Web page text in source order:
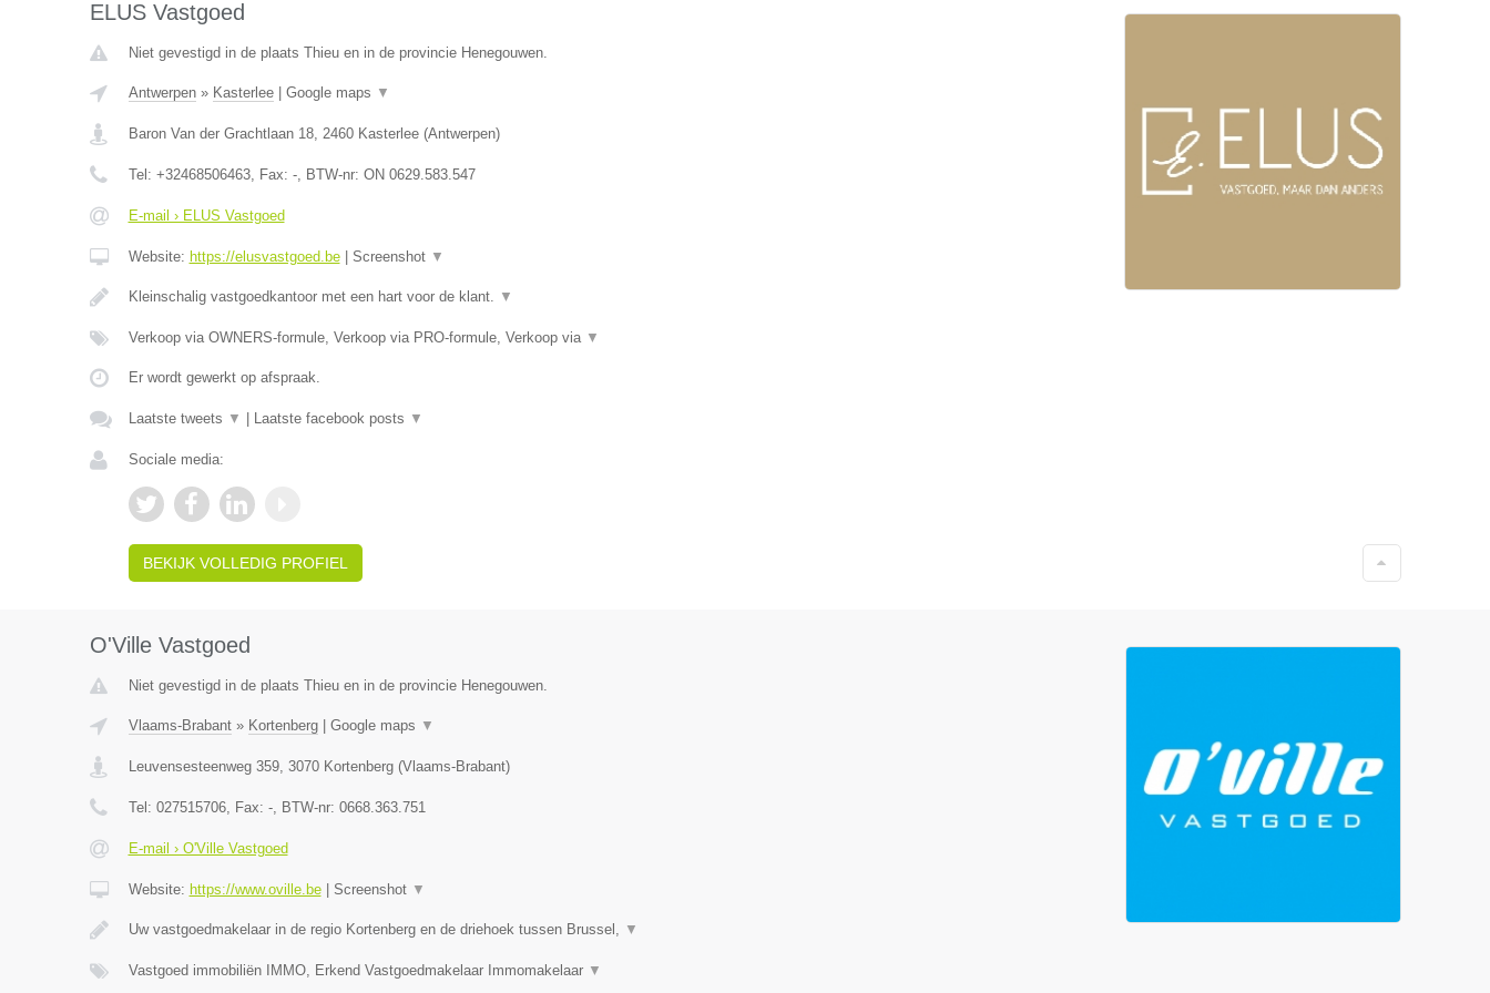
ELUS Vastgoed
Niet gevestigd in de plaats Thieu en in de provincie Henegouwen.
Antwerpen» Kasterlee| Google maps ▼
Baron Van der Grachtlaan 18, 2460 Kasterlee(Antwerpen)
Tel: +32468506463, Fax: -, BTW-nr: ON 0629.583.547
E-mail › ELUS Vastgoed
Website: https://elusvastgoed.be| Screenshot ▼
Kleinschalig vastgoedkantoor met een hart voor de klant. ▼
Verkoop via OWNERS-formule, Verkoop via PRO-formule, Verkoop via ▼
Er wordt gewerkt op afspraak.
Laatste tweets ▼ Laatste facebook posts ▼
Sociale media:
BEKIJK VOLLEDIG PROFIEL
O'Ville Vastgoed
Niet gevestigd in de plaats Thieu en in de provincie Henegouwen.
Vlaams-Brabant» Kortenberg| Google maps ▼
Leuvensesteenweg 359, 3070 Kortenberg(Vlaams-Brabant)
Tel: 027515706, Fax: -, BTW-nr: 0668.363.751
E-mail › O'Ville Vastgoed
Website: https://www.oville.be| Screenshot ▼
Uw vastgoedmakelaar in de regio Kortenberg en de driehoek tussen Brussel, ▼
Vastgoed immobiliën IMMO, Erkend Vastgoedmakelaar Immomakelaar ▼